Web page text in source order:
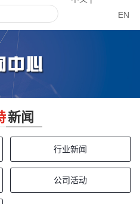
EN
新闻
行业新闻
公司活动